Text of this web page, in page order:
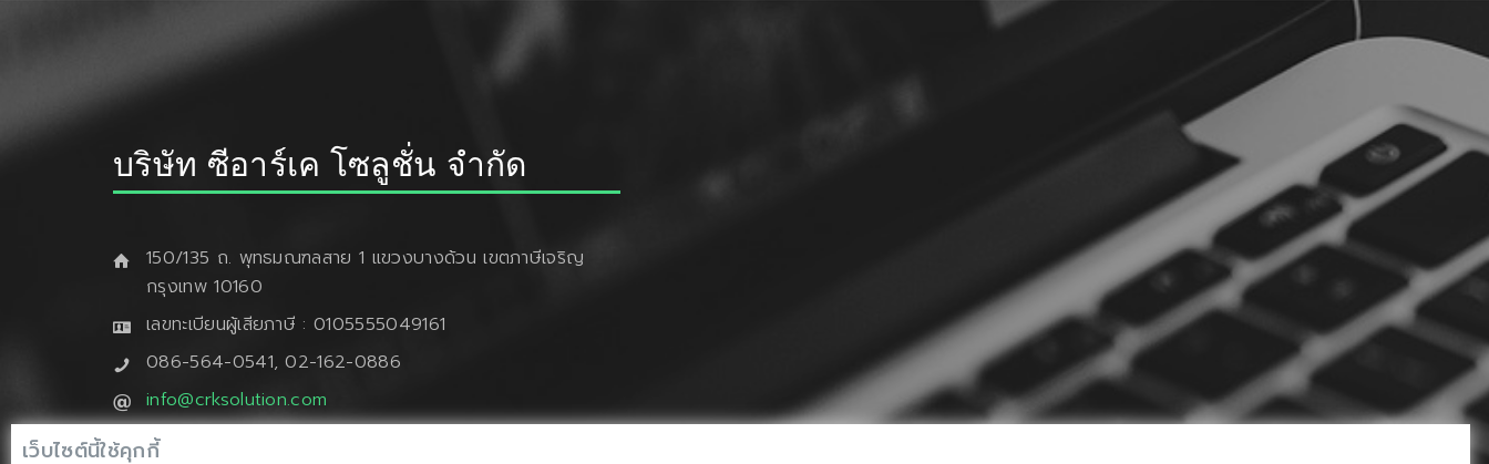
บริษัท ซีอาร์เค โซลูชั่น จำกัด
150/135 ถ. พุทธมณฑลสาย 1 แขวงบางด้วน เขตภาษีเจริญ
กรุงเทพ 10160
เลขทะเบียนผู้เสียภาษี : 0105555049161
086-564-0541, 02-162-0886
info@crksolution.com
crksolution.com
เว็บไซต์นี้ใช้คุกกี้